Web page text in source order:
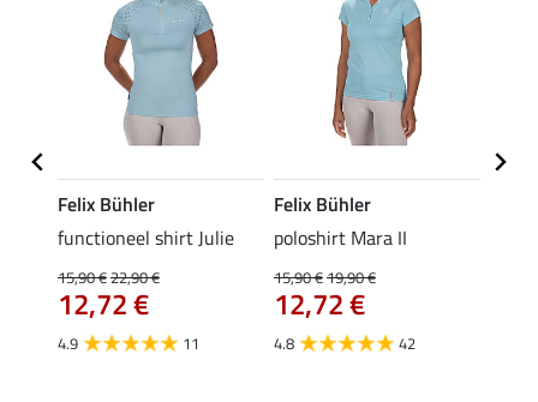
Felix Bühler
functioneel shirt Julie
15,90 €22,90 €
12,72 €
4.9 11
Felix Bühler
poloshirt Mara II
15,90 €19,90 €
12,72 €
4.8 42